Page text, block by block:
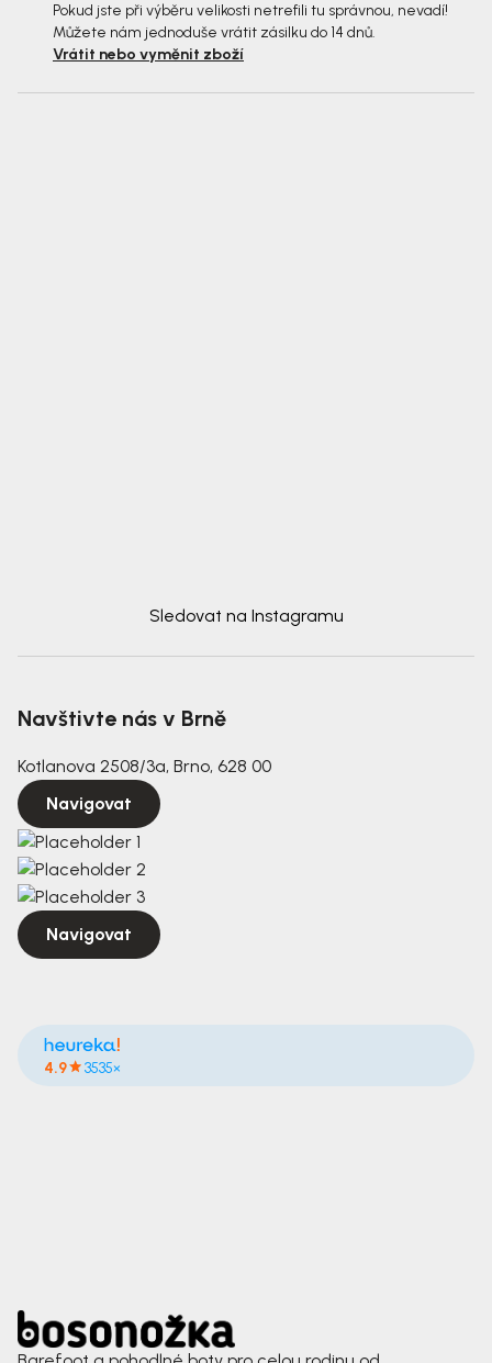
Pokud jste při výběru velikosti netrefili tu správnou, nevadí!
Můžete nám jednoduše vrátit zásilku do 14 dnů.
Vrátit nebo vyměnit zboží
Sledovat na Instagramu
Navštivte nás v Brně
Kotlanova 2508/3a, Brno, 628 00
Navigovat
Navigovat
4.9 3535×